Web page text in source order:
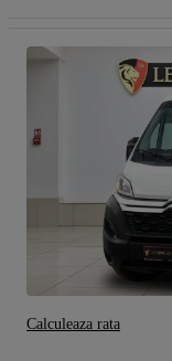
Calculeaza rata